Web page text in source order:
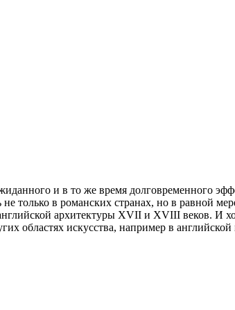
и в то же время долговременного
только в романских странах, но в равной
архитектуры XVII и XVIII веков. И
областях искусства, например в